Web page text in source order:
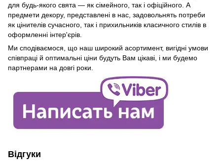
для будь-якого свята — як сімейного, так і офіційного. А
предмети декору, представлені в нас, задовольнять потреби
як цінителів сучасного, так і прихильників класичного стилів в
оформленні інтер'єрів.
Ми сподіваємося, що наш широкий асортимент, вигідні умови
співпраці й оптимальні ціни будуть Вам цікаві, і ми будемо
партнерами на довгі роки.
Відгуки